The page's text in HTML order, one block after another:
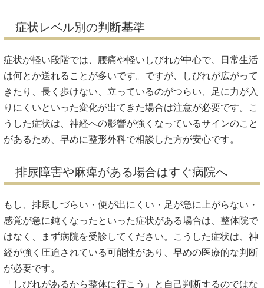
症状レベル別の判断基準
症状が軽い段階では、腰痛や軽いしびれが中心で、日常生活
は何とか送れることが多いです。ですが、しびれが広がって
きたり、長く歩けない、立っているのがつらい、足に力が入
りにくいといった変化が出てきた場合は注意が必要です。こ
うした症状は、神経への影響が強くなっているサインのこと
があるため、早めに整形外科で相談した方が安心です。
排尿障害や麻痺がある場合はすぐ病院へ
もし、排尿しづらい・便が出にくい・足が急に上がらない・
感覚が急に鈍くなったといった症状がある場合は、整体院で
はなく、まず病院を受診してください。こうした症状は、神
経が強く圧迫されている可能性があり、早めの医療的な判断
が必要です。
「しびれがあるから整体に行こう」と自己判断するのではな